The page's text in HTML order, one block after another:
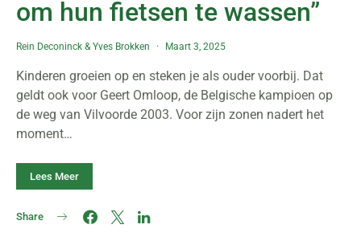
om hun fietsen te wassen”
Rein Deconinck &Yves Brokken Maart 3, 2025
Kinderen groeien op en steken je als ouder voorbij. Dat
geldt ook voor Geert Omloop, de Belgische kampioen op
de weg van Vilvoorde 2003. Voor zijn zonen nadert het
moment…
Lees Meer
Share